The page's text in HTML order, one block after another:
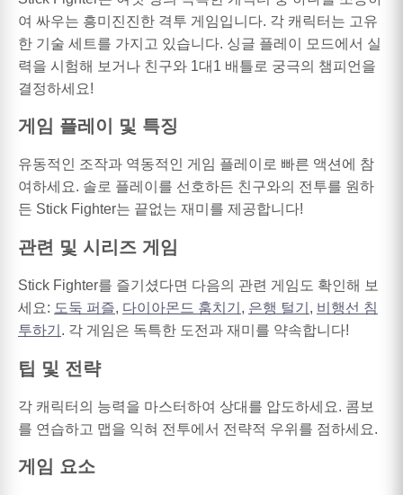
여 싸우는 흥미진진한 격투 게임입니다. 각 캐릭터는 고유
한 기술 세트를 가지고 있습니다. 싱글 플레이 모드에서 실
력을 시험해 보거나 친구와 1대1 배틀로 궁극의 챔피언을
결정하세요!
게임 플레이 및 특징
유동적인 조작과 역동적인 게임 플레이로 빠른 액션에 참
여하세요. 솔로 플레이를 선호하든 친구와의 전투를 원하
든 Stick Fighter는 끝없는 재미를 제공합니다!
관련 및 시리즈 게임
Stick Fighter를 즐기셨다면 다음의 관련 게임도 확인해 보
세요: 도둑 퍼즐, 다이아몬드 훔치기 , 은행 털기 , 비행선 침
투하기 . 각 게임은 독특한 도전과 재미를 약속합니다!
팁 및 전략
각 캐릭터의 능력을 마스터하여 상대를 압도하세요. 콤보
를 연습하고 맵을 익혀 전투에서 전략적 우위를 점하세요.
게임 요소